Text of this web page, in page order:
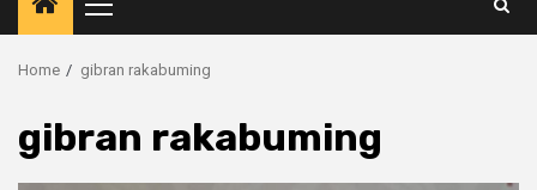
Primary
Menu
Home gibran rakabuming
gibran rakabuming